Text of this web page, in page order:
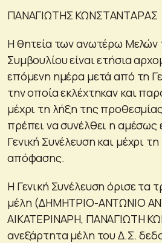
ΠΑΝΑΓΙΩΤΗΣ ΚΩΝΣΤΑΝΤΑΡΑΣ
H θητεία των ανωτέρω Μελών
Συμβουλίου είναι ετήσια
επόμενη ημέρα μετά από τη
την οποία εκλέχτηκαν και
μέχρι τη λήξη της
πρέπει να συνέλθει η αμέσως
Γενική Συνέλευση και μέχρι
απόφασης.
Η Γενική Συνέλευση όρισε τα
μέλη (ΔΗΜΗΤΡΙΟ-ΑΝΤΩΝΙΟ
ΑΙΚΑΤΕΡΙΝΑΡΗ, ΠΑΝΑΓΙΩΤΗ
ανεξάρτητα μέλη του Δ.Σ.